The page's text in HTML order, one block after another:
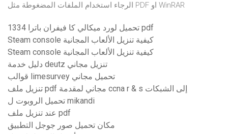
الرجاء استخدام الملفات المضغوطة مثل PDF او WinRAR
تحميل لورد ميكالي كا فيفران باترا 1334 pdf
Steam console كيفية تنزيل الألعاب المجانية
Steam console كيفية تنزيل الألعاب المجانية
دليل خدمة deutz تنزيل مجاني
قوالب limesurvey تحميل مجاني
تنزيل ملف pdf مجاني لمقدمة ccna r & s إلى الشبكات
تحميل الروبوت ل mikandi
عند تنزيل ملف pdf
مكان تحميل صور جوجل التطبيق